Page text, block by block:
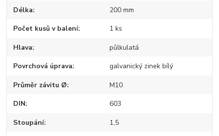
Délka 200 mm
Počet kusů v balení 1 ks
Hlava půlkulatá
Povrchová úprava galvanický zinek bílý
Průměr závitu Ø M10
DIN 603
Stoupání 1,5